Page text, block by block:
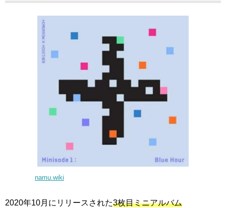
namu.wiki
2020年10月にリリースされた3枚目ミニアルバム